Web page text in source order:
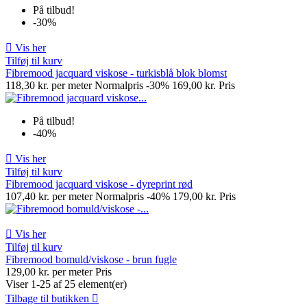
På tilbud!
-30%
 Vis her
Tilføj til kurv
Fibremood jacquard viskose - turkisblå blok blomst
118,30 kr. per meter Normalpris -30% 169,00 kr. Pris
På tilbud!
-40%
 Vis her
Tilføj til kurv
Fibremood jacquard viskose - dyreprint rød
107,40 kr. per meter Normalpris -40% 179,00 kr. Pris
 Vis her
Tilføj til kurv
Fibremood bomuld/viskose - brun fugle
129,00 kr. per meter Pris
Viser 1-25 af 25 element(er)
Tilbage til butikken 